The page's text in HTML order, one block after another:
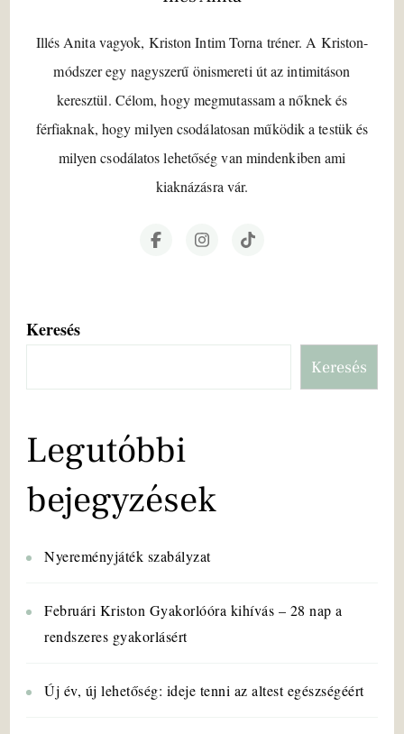
Illés Anita vagyok, Kriston Intim Torna tréner. A Kriston-
módszer egy nagyszerű önismereti út az intimitáson
keresztül. Célom, hogy megmutassam a nőknek és
férfiaknak, hogy milyen csodálatosan működik a testük és
milyen csodálatos lehetőség van mindenkiben ami
kiaknázásra vár.
Keresés
Keresés
Legutóbbi
bejegyzések
Nyereményjáték szabályzat
Februári Kriston Gyakorlóóra kihívás – 28 nap a
rendszeres gyakorlásért
Új év, új lehetőség: ideje tenni az altest egészségéért